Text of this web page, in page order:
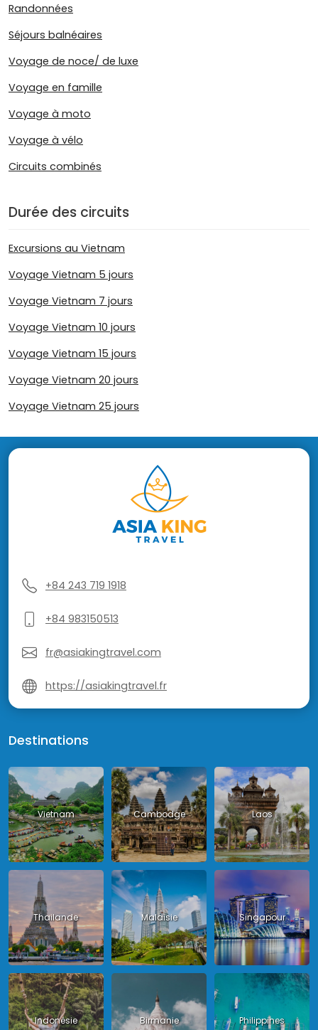
Randonnées
Séjours balnéaires
Voyage de noce/ de luxe
Voyage en famille
Voyage à moto
Voyage à vélo
Circuits combinés
Durée des circuits
Excursions au Vietnam
Voyage Vietnam 5 jours
Voyage Vietnam 7 jours
Voyage Vietnam 10 jours
Voyage Vietnam 15 jours
Voyage Vietnam 20 jours
Voyage Vietnam 25 jours
+84 243 719 1918
+84 983150513
fr@asiakingtravel.com
https://asiakingtravel.fr
Destinations
Vietnam Cambodge Laos
Thailande Malaisie Singapour
Indonésie Birmanie Philippines